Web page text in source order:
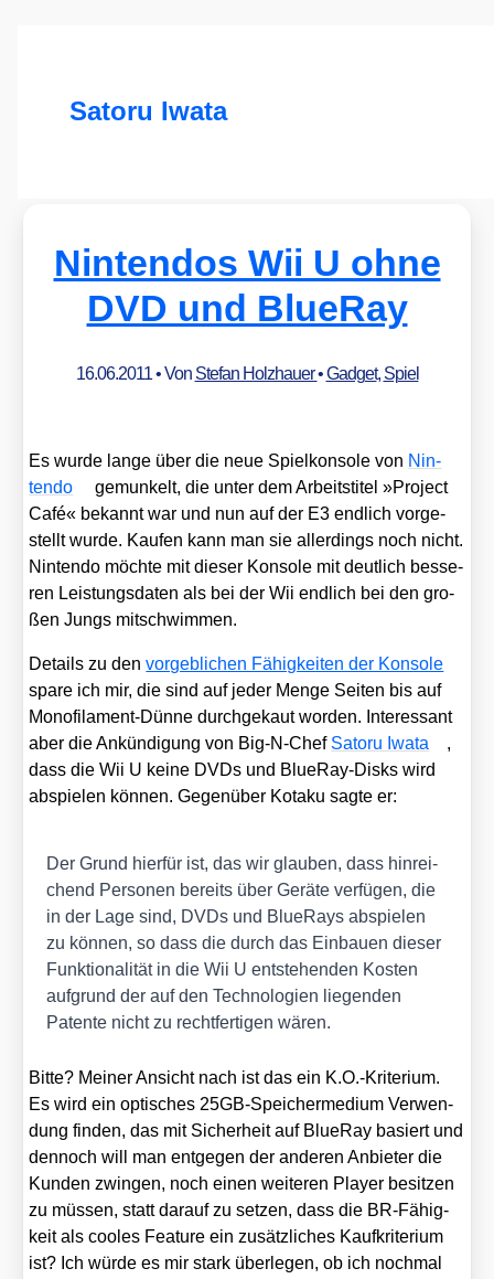
Satoru Iwata
Nintendos Wii U ohne
DVD und BlueRay
16.06.2011• Von Stefan Holzhauer•Gadget, Spiel
Es wur­de lan­ge über die neue Spiel­kon­so­le von Nin­
ten­do
gemun­kelt, die unter dem Arbeits­ti­tel »Pro­ject
Café« bekannt war und nun auf der E3 end­lich vor­ge­
stellt wur­de. Kau­fen kann man sie aller­dings noch nicht.
Nin­ten­do möch­te mit die­ser Kon­so­le mit deut­lich bes­se­
ren Leis­tungs­da­ten als bei der Wii end­lich bei den gro­
ßen Jungs mit­schwim­men.
Details zu denvor­geb­li­chen Fähig­kei­ten der Kon­so­le
spa­re ich mir, die sind auf jeder Men­ge Sei­ten bis auf
Mono­fi­la­ment-Dün­ne durch­ge­kaut wor­den. Inter­es­sant
aber die Ankün­di­gung von Big-N-Chef Satoru Iwa­ta
,
dass die Wii U kei­ne DVDs und BlueR­ay-Disks wird
abspie­len kön­nen. Gegen­über Kota­ku sag­te er:
Der Grund hier­für ist, das wir glau­ben, dass hin­rei­
chend Per­so­nen bereits über Gerä­te ver­fü­gen, die
in der Lage sind, DVDs und BlueR­ays abspie­len
zu kön­nen, so dass die durch das Ein­bau­en die­ser
Funk­tio­na­li­tät in die Wii U ent­ste­hen­den Kos­ten
auf­grund der auf den Tech­no­lo­gien lie­gen­den
Paten­te nicht zu recht­fer­ti­gen wären.
Bit­te? Mei­ner Ansicht nach ist das ein K.O.-Kriterium.
Es wird ein opti­sches 25GB-Spei­cher­me­di­um Ver­wen­
dung fin­den, das mit Sicher­heit auf BlueR­ay basiert und
den­noch will man ent­ge­gen der ande­ren Anbie­ter die
Kun­den zwin­gen, noch einen wei­te­ren Play­er besit­zen
zu müs­sen, statt dar­auf zu set­zen, dass die BR-Fähig­
keit als coo­les Fea­ture ein zusätz­li­ches Kauf­kri­te­ri­um
ist? Ich wür­de es mir stark über­le­gen, ob ich noch­mal